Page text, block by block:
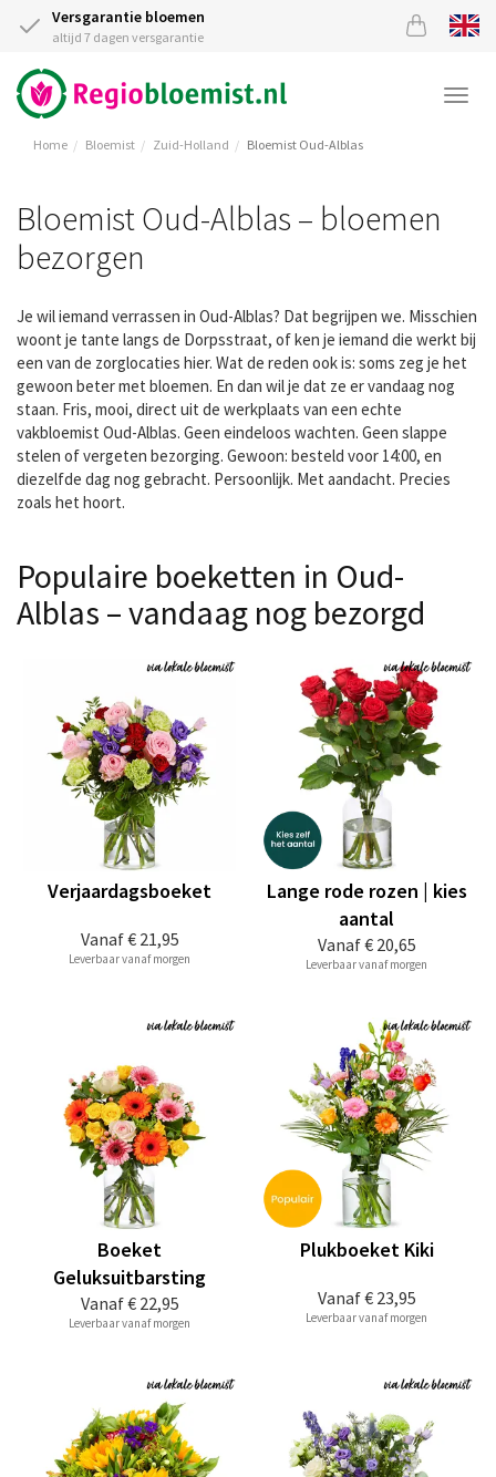
Versgarantie bloemen
altijd 7 dagen versgarantie
Home Bloemist Zuid-Holland Bloemist Oud-Alblas
Bloemist Oud-Alblas – bloemen
bezorgen
Je wil iemand verrassen in Oud-Alblas? Dat begrijpen we. Misschien
woont je tante langs de Dorpsstraat, of ken je iemand die werkt bij
een van de zorglocaties hier. Wat de reden ook is: soms zeg je het
gewoon beter met bloemen. En dan wil je dat ze er vandaag nog
staan. Fris, mooi, direct uit de werkplaats van een echte
vakbloemist Oud-Alblas. Geen eindeloos wachten. Geen slappe
stelen of vergeten bezorging. Gewoon: besteld voor 14:00, en
diezelfde dag nog gebracht. Persoonlijk. Met aandacht. Precies
zoals het hoort.
Populaire boeketten in Oud-
Alblas – vandaag nog bezorgd
Vanaf€ 21,95
Verjaardagsboeket
Leverbaar vanaf morgen
Vanaf€ 20,65
Lange rode rozen | kies
aantal
Leverbaar vanaf morgen
Vanaf€ 22,95
Boeket
Geluksuitbarsting
Leverbaar vanaf morgen
Vanaf€ 23,95
Plukboeket Kiki
Leverbaar vanaf morgen